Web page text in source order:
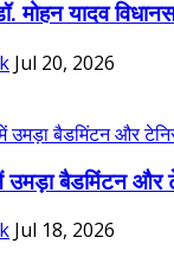
मोहन यादव
Jul 20, 2026
उमड़ा बैडमिंटन और
Jul 18, 2026